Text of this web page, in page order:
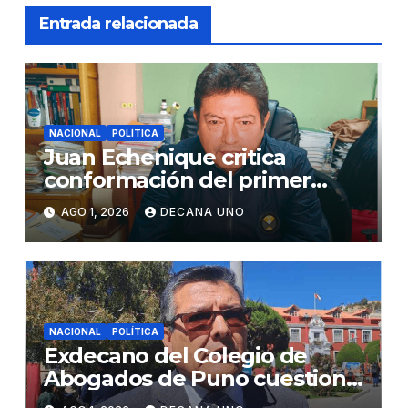
Entrada relacionada
NACIONAL POLÍTICA
Juan Echenique critica
conformación del primer
gabinete ministerial de Keiko
Fujimori
AGO 1, 2026 DECANA UNO
NACIONAL POLÍTICA
Exdecano del Colegio de
Abogados de Puno cuestiona
propuestas sobre seguridad